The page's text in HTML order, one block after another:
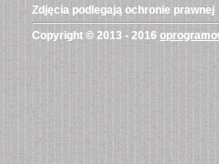
Zdjęcia podlegają ochronie prawnej
Copyright © 2013 - 2016